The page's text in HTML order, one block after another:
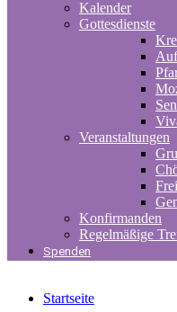
Kalender
Gottesdienste
Veranstaltungen
Konfirmanden
Regelmäßige
Spenden
Startseite